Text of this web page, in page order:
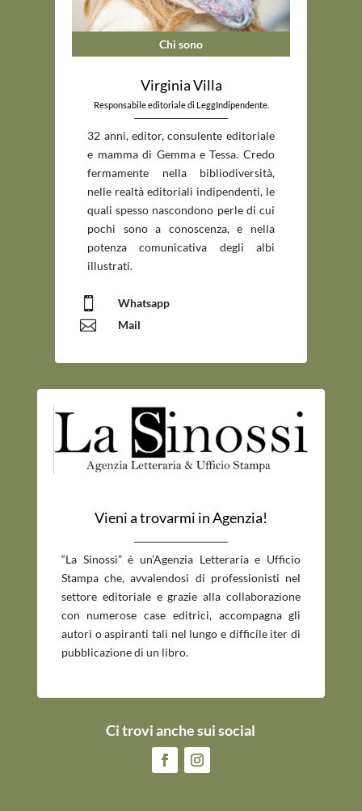
Chi sono
Virginia Villa
Responsabile editoriale di LeggIndipendente.
32 anni, editor, consulente editoriale
e mamma di Gemma e Tessa. Credo
fermamente nella bibliodiversità,
nelle realtà editoriali indipendenti, le
quali spesso nascondono perle di cui
pochi sono a conoscenza, e nella
potenza comunicativa degli albi
illustrati.
 Whatsapp
 Mail
Vieni a trovarmi in Agenzia!
“La Sinossi” è un’Agenzia Letteraria e Ufficio
Stampa che, avvalendosi di professionisti nel
settore editoriale e grazie alla collaborazione
con numerose case editrici, accompagna gli
autori o aspiranti tali nel lungo e difficile iter di
pubblicazione di un libro.
Ci trovi anche sui social